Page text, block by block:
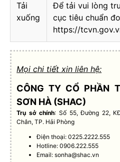
Tải
xuống
Để tải vui lòng
cục tiêu chuẩn
https://
Mọi chi tiết xin liên hệ:
CÔNG TY CỔ PHẦN
SƠN HÀ (SHAC)
Trụ sở chính: Số 55, Đường 22,
Chân, TP. Hải Phòng
Điện thoại: 0225.2222.555
Hotline: 0906.222.555
Email:sonha@shac.vn